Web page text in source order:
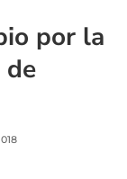
por la
de